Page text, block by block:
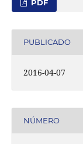
PDF
PUBLICADO
2016-04-07
NÚMERO